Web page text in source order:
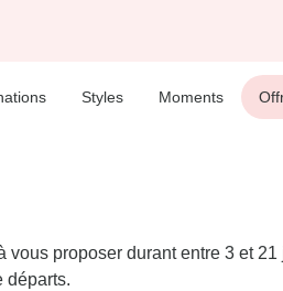
Styles Moments
proposer durant entre 3 et
départs.